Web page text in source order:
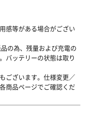
感等がある場合がござい
の為、残量および充電の
バッテリーの状態は取り
ございます。仕様変更／
商品ページでご確認くだ